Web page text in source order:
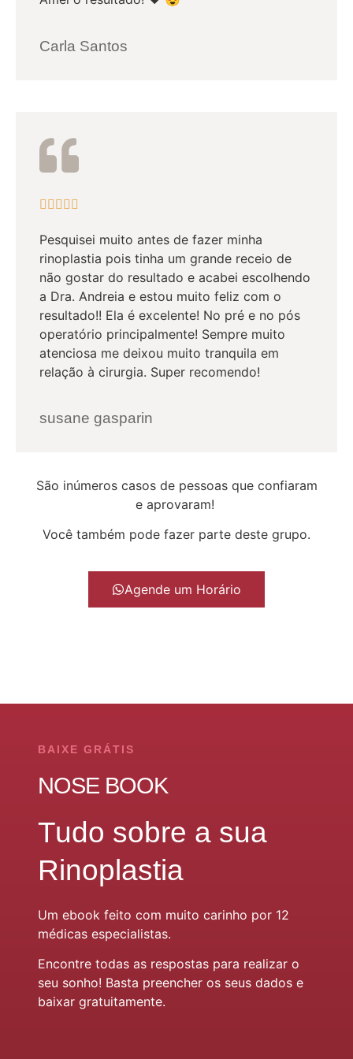
Carla Santos
    
Pesquisei muito antes de fazer minha
rinoplastia pois tinha um grande receio de
não gostar do resultado e acabei escolhendo
a Dra. Andreia e estou muito feliz com o
resultado!! Ela é excelente! No pré e no pós
operatório principalmente! Sempre muito
atenciosa me deixou muito tranquila em
relação à cirurgia. Super recomendo!
susane gasparin
São inúmeros casos de pessoas que confiaram
e aprovaram!
Você também pode fazer parte deste grupo.
Agende um Horário
BAIXE GRÁTIS
NOSE BOOK
Tudo sobre a sua
Rinoplastia
Um ebook feito com muito carinho por 12
médicas especialistas.
Encontre todas as respostas para realizar o
seu sonho! Basta preencher os seus dados e
baixar gratuitamente.